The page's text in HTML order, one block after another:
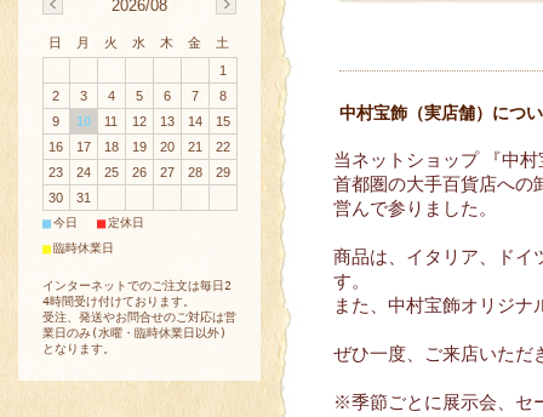
中村宝飾（実店舗）につ
当ネットショップ 『中
首都圏の大手百貨店への
営んで参りました。
商品は、イタリア、ドイ
す。
また、中村宝飾オリジ
ぜひ一度、ご来店いただ
※季節ごとに展示会、セ
2026/08
日 月 火 水 木 金
土
1
2
3 4 5 6 7
8
9
10 11 12 13 14
15
16
17 18 19 20 21
22
23
24 25 26 27 28
29
30
31
■今日 ■定休日
■臨時休業日
インターネットでのご注文は毎日2
4時間受け付けております。
受注、発送やお問合せのご対応は営
業日のみ(水曜・臨時休業日以外)
となります。